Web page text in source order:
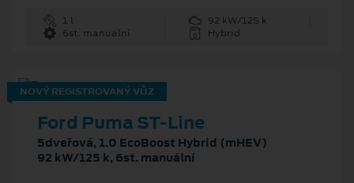
1 l
92 kW/125 k
6st. manuální
Hybrid
NOVÝ REGISTROVANÝ VŮZ
Ford Puma ST-Line
5dveřová, 1.0 EcoBoost Hybrid (mHEV)
92 kW/125 k, 6st. manuální